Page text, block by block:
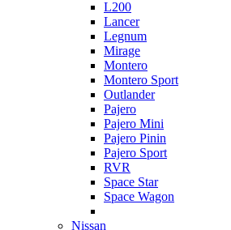
L200
Lancer
Legnum
Mirage
Montero
Montero Sport
Outlander
Pajero
Pajero Mini
Pajero Pinin
Pajero Sport
RVR
Space Star
Space Wagon
Nissan